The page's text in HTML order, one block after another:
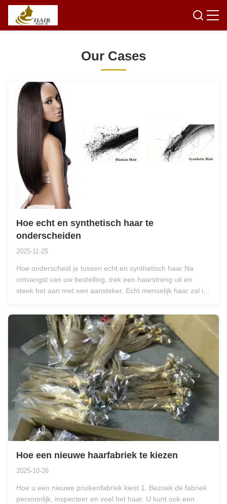
Our Cases
Hoe echt en synthetisch haar te
onderscheiden
2025-11-25
Hoe onderscheid je tussen echt en synthetisch haar Na
ontvangst van uw bestelling, trek een haarstreng uit en
steek het aan met een aansteker. Echt menselijk haar zal in
Verbrand synthetisch haar op dezelfde manier;Het zal
branden tot een gel...
Hoe een nieuwe haarfabriek te kiezen
2025-10-26
Hoe u een nieuwe pruikenfabriek kiest 1. Bezoek de fabriek
persoonlijk, inspecteer en voel het haar. U kunt ook een